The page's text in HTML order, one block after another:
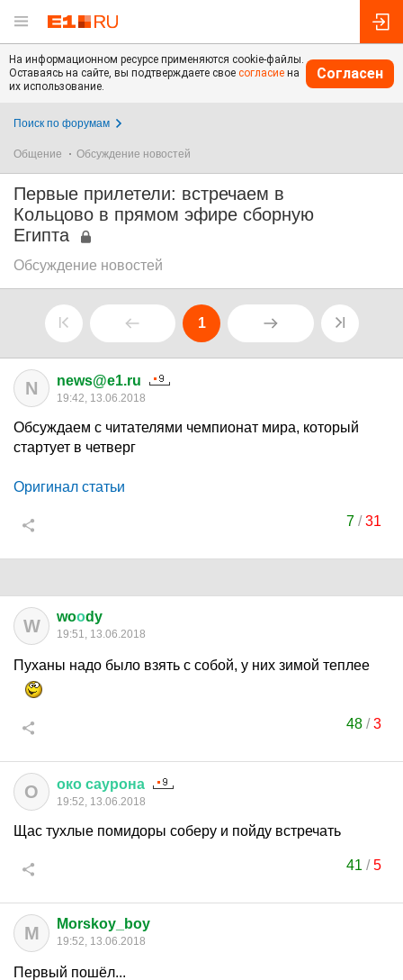
На информационном ресурсе применяются cookie-файлы.
Оставаясь на сайте, вы подтверждаете свое согласие на
их использование.
Согласен
Поиск по форумам
Общение Обсуждение новостей
Первые прилетели: встречаем в
Кольцово в прямом эфире сборную
Египта
Обсуждение новостей
1
N news@e1.ru
19:42, 13.06.2018
Обсуждаем с читателями чемпионат мира, который
стартует в четверг
Оригинал статьи
7 /31
W woоdy
19:51, 13.06.2018
Пуханы надо было взять с собой, у них зимой теплее
48 /3
О око саурона
19:52, 13.06.2018
Щас тухлые помидоры соберу и пойду встречать
41 /5
M Morskoy_boy
19:52, 13.06.2018
Первый пошёл...